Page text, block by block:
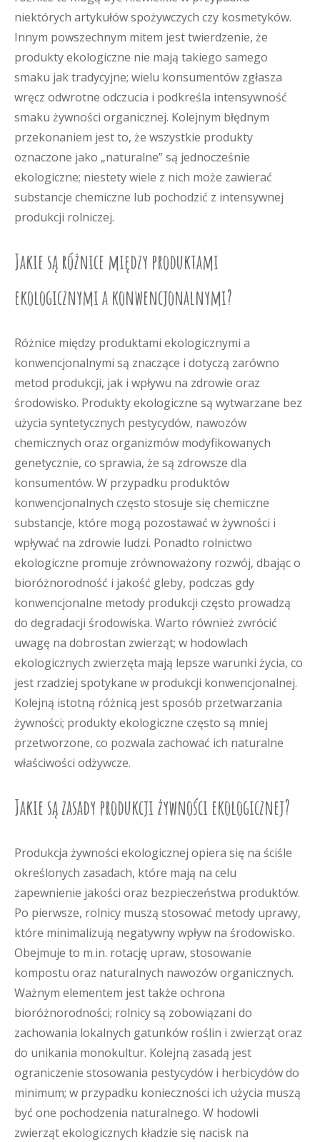
niektórych artykułów spożywczych czy kosmetyków.
Innym powszechnym mitem jest twierdzenie, że
produkty ekologiczne nie mają takiego samego
smaku jak tradycyjne; wielu konsumentów zgłasza
wręcz odwrotne odczucia i podkreśla intensywność
smaku żywności organicznej. Kolejnym błędnym
przekonaniem jest to, że wszystkie produkty
oznaczone jako „naturalne” są jednocześnie
ekologiczne; niestety wiele z nich może zawierać
substancje chemiczne lub pochodzić z intensywnej
produkcji rolniczej.
Jakie są różnice między produktami
ekologicznymi a konwencjonalnymi?
Różnice między produktami ekologicznymi a
konwencjonalnymi są znaczące i dotyczą zarówno
metod produkcji, jak i wpływu na zdrowie oraz
środowisko. Produkty ekologiczne są wytwarzane bez
użycia syntetycznych pestycydów, nawozów
chemicznych oraz organizmów modyfikowanych
genetycznie, co sprawia, że są zdrowsze dla
konsumentów. W przypadku produktów
konwencjonalnych często stosuje się chemiczne
substancje, które mogą pozostawać w żywności i
wpływać na zdrowie ludzi. Ponadto rolnictwo
ekologiczne promuje zrównoważony rozwój, dbając o
bioróżnorodność i jakość gleby, podczas gdy
konwencjonalne metody produkcji często prowadzą
do degradacji środowiska. Warto również zwrócić
uwagę na dobrostan zwierząt; w hodowlach
ekologicznych zwierzęta mają lepsze warunki życia, co
jest rzadziej spotykane w produkcji konwencjonalnej.
Kolejną istotną różnicą jest sposób przetwarzania
żywności; produkty ekologiczne często są mniej
przetworzone, co pozwala zachować ich naturalne
właściwości odżywcze.
Jakie są zasady produkcji żywności ekologicznej?
Produkcja żywności ekologicznej opiera się na ściśle
określonych zasadach, które mają na celu
zapewnienie jakości oraz bezpieczeństwa produktów.
Po pierwsze, rolnicy muszą stosować metody uprawy,
które minimalizują negatywny wpływ na środowisko.
Obejmuje to m.in. rotację upraw, stosowanie
kompostu oraz naturalnych nawozów organicznych.
Ważnym elementem jest także ochrona
bioróżnorodności; rolnicy są zobowiązani do
zachowania lokalnych gatunków roślin i zwierząt oraz
do unikania monokultur. Kolejną zasadą jest
ograniczenie stosowania pestycydów i herbicydów do
minimum; w przypadku konieczności ich użycia muszą
być one pochodzenia naturalnego. W hodowli
zwierząt ekologicznych kładzie się nacisk na